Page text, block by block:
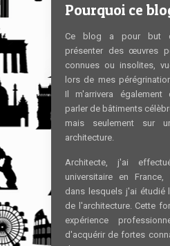
Pourquoi ce
Ce blog a pour but
présenter des œuvres
connues ou insolites,
lors de mes
Il m'arrivera également
parler de bâtiments
mais seulement sur
architecture.
Architecte, j'ai
universitaire en
dans lesquels j'ai étudié
de l'architecture. Cette
expérience
d'acquérir de fortes